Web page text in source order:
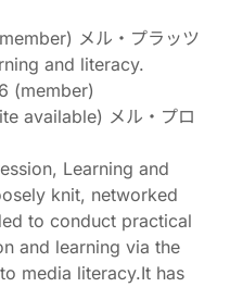
メル・プラッツ
and literacy.
(member)
available) メル・プロ
Learning and
knit, networked
to conduct practical
and learning via the
media literacy.It has